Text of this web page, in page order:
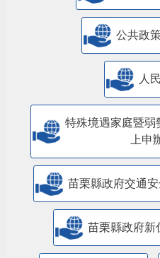
公共政
人
特殊境遇家庭暨弱
上申
苗栗縣政府交通安
苗栗縣政府新